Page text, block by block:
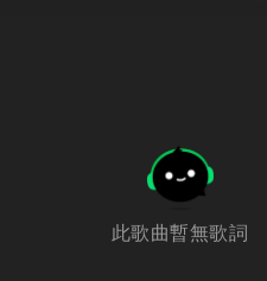
此歌曲暫無歌詞